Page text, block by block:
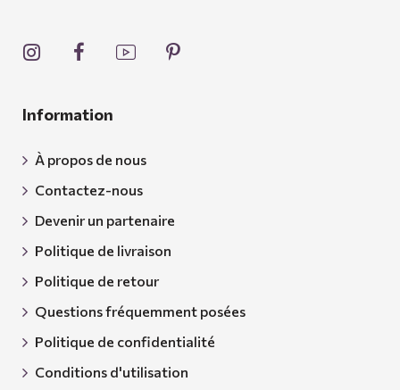
Information
À propos de nous
Contactez-nous
Devenir un partenaire
Politique de livraison
Politique de retour
Questions fréquemment posées
Politique de confidentialité
Conditions d'utilisation